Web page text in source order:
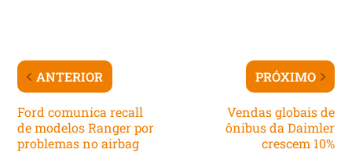
ANTERIOR
Ford comunica recall
de modelos Ranger por
problemas no airbag
PRÓXIMO
Vendas globais de
ônibus da Daimler
crescem 10%